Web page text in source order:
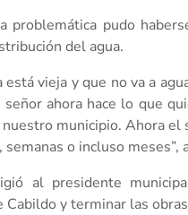
problemática pudo
del agua.
vieja y que no va a
ahora hace lo que
municipio. Ahora
o incluso meses”,
al presidente
Cabildo y terminar las